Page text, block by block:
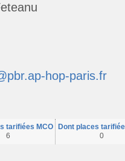
hop-paris.fr
tarifiées MCO
6
Dont places
0